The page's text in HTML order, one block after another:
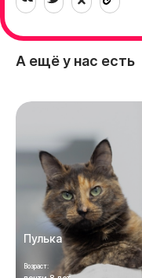
А ещё у нас есть
Пулька
Возраст: